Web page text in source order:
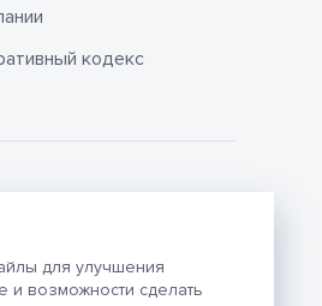
для улучшения
и возможности сделать
кодекс